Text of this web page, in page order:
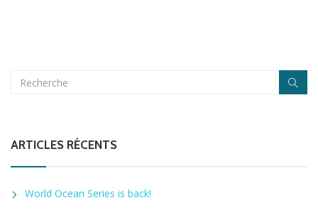
ARTICLES RÉCENTS
World Ocean Series is back!